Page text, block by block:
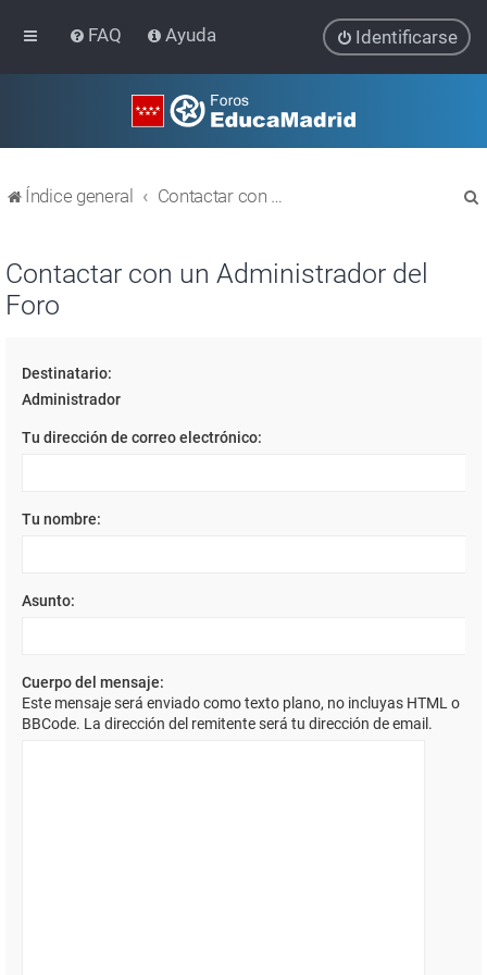
FAQ Ayuda Identificarse
Índice general Contactar con un Administrador del Foro
Contactar con un Administrador del
Foro
Destinatario:
Administrador
Tu dirección de correo electrónico:
Tu nombre:
Asunto:
Cuerpo del mensaje:
Este mensaje será enviado como texto plano, no incluyas HTML o
BBCode. La dirección del remitente será tu dirección de email.